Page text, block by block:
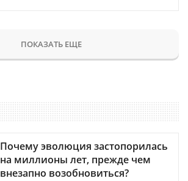
ПОКАЗАТЬ ЕЩЕ
Почему эволюция застопорилась
на миллионы лет, прежде чем
внезапно возобновиться?